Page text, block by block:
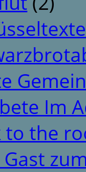
Im
to the